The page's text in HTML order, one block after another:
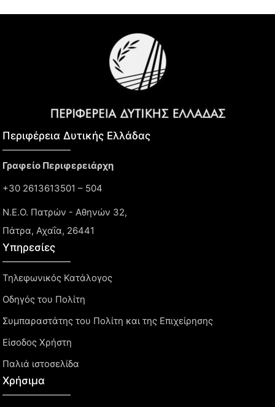
Περιφέρεια Δυτικής Ελλάδας​
Γραφείο Περιφερειάρχη
+30 2613613501 – 504
Ν.Ε.Ο. Πατρών - Αθηνών 32,
Πάτρα, Αχαΐα, 26441
Υπηρεσίες
Τηλεφωνικός Κατάλογος
Οδηγός του Πολίτη
Συμπαραστάτης του Πολίτη και της Επιχείρησης
Είσοδος Χρήστη
Παλιά ιστοσελίδα
Χρήσιμα